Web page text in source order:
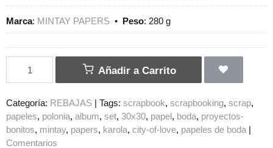
Marca: MINTAY PAPERS • Peso: 280 g
Añadir a Carrito
Categoría: REBAJAS | Tags: scrapbook scrapbooking scrap
papeles polonia album set 30x30 papel boda proyectos-
bonitos mintay papers karola city-of-love papeles de boda |
Comentarios